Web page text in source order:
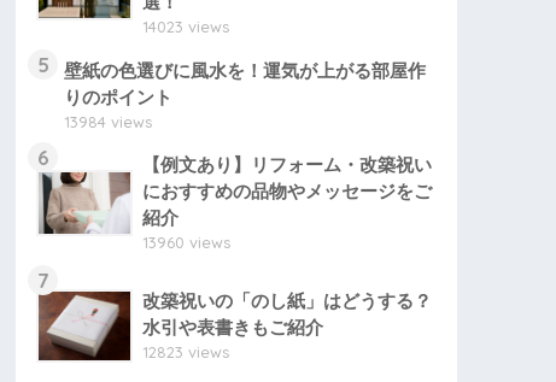
14023 views
5
壁紙の色選びに風水を！運気が上がる部屋作
りのポイント
13984 views
6
【例文あり】リフォーム・改築祝い
におすすめの品物やメッセージをご
紹介
13960 views
7
改築祝いの「のし紙」はどうする？
水引や表書きもご紹介
12823 views